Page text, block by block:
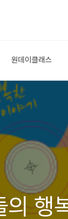
원데이클래스
행